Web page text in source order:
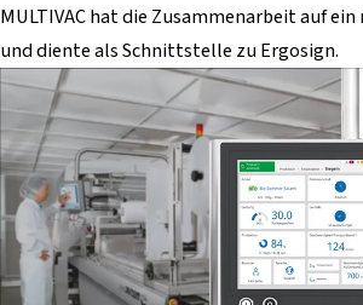
MULTIVAC hat die Zusammenarbeit auf
und diente als Schnittstelle zu Ergosign.